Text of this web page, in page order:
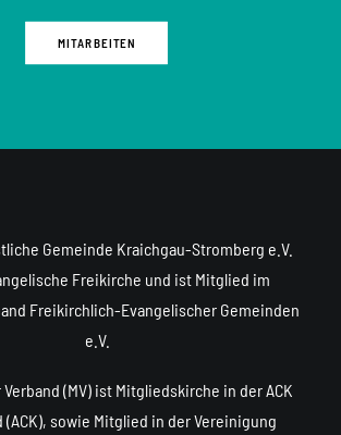
MITARBEITEN
Gemeinde Kraichgau-Stromberg e.V.
Freikirche und ist Mitglied im
Freikirchlich-Evangelischer Gemeinden
e.V.
(MV) ist Mitgliedskirche in der ACK
(ACK), sowie Mitglied in der Vereinigung